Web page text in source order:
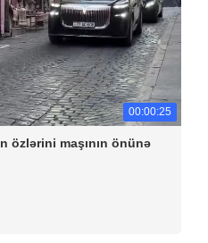
00:00:25
özlərini maşının önünə